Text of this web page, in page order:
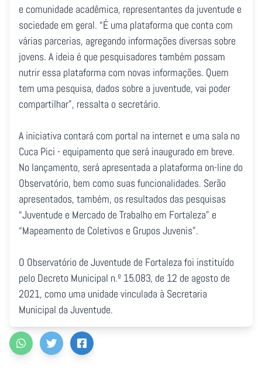
e comunidade acadêmica, representantes da juventude e
sociedade em geral. “É uma plataforma que conta com
várias parcerias, agregando informações diversas sobre
jovens. A ideia é que pesquisadores também possam
nutrir essa plataforma com novas informações. Quem
tem uma pesquisa, dados sobre a juventude, vai poder
compartilhar”, ressalta o secretário.
A iniciativa contará com portal na internet e uma sala no
Cuca Pici - equipamento que será inaugurado em breve.
No lançamento, será apresentada a plataforma on-line do
Observatório, bem como suas funcionalidades. Serão
apresentados, também, os resultados das pesquisas
“Juventude e Mercado de Trabalho em Fortaleza” e
“Mapeamento de Coletivos e Grupos Juvenis”.
O Observatório de Juventude de Fortaleza foi instituído
pelo Decreto Municipal n.º 15.083, de 12 de agosto de
2021, como uma unidade vinculada à Secretaria
Municipal da Juventude.